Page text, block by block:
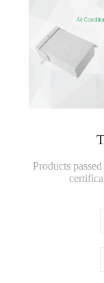
Products